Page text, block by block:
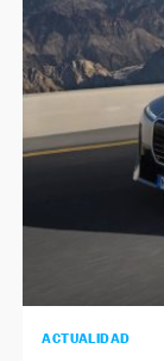
NEWSLETTER
ACTUALIDAD